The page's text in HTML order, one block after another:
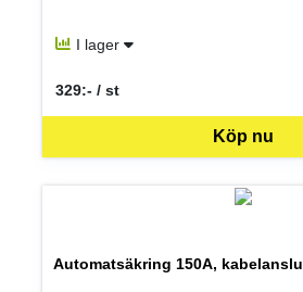
I lager
Köp nu
329:- / st
SEK per ST
Automatsäkring 150A,